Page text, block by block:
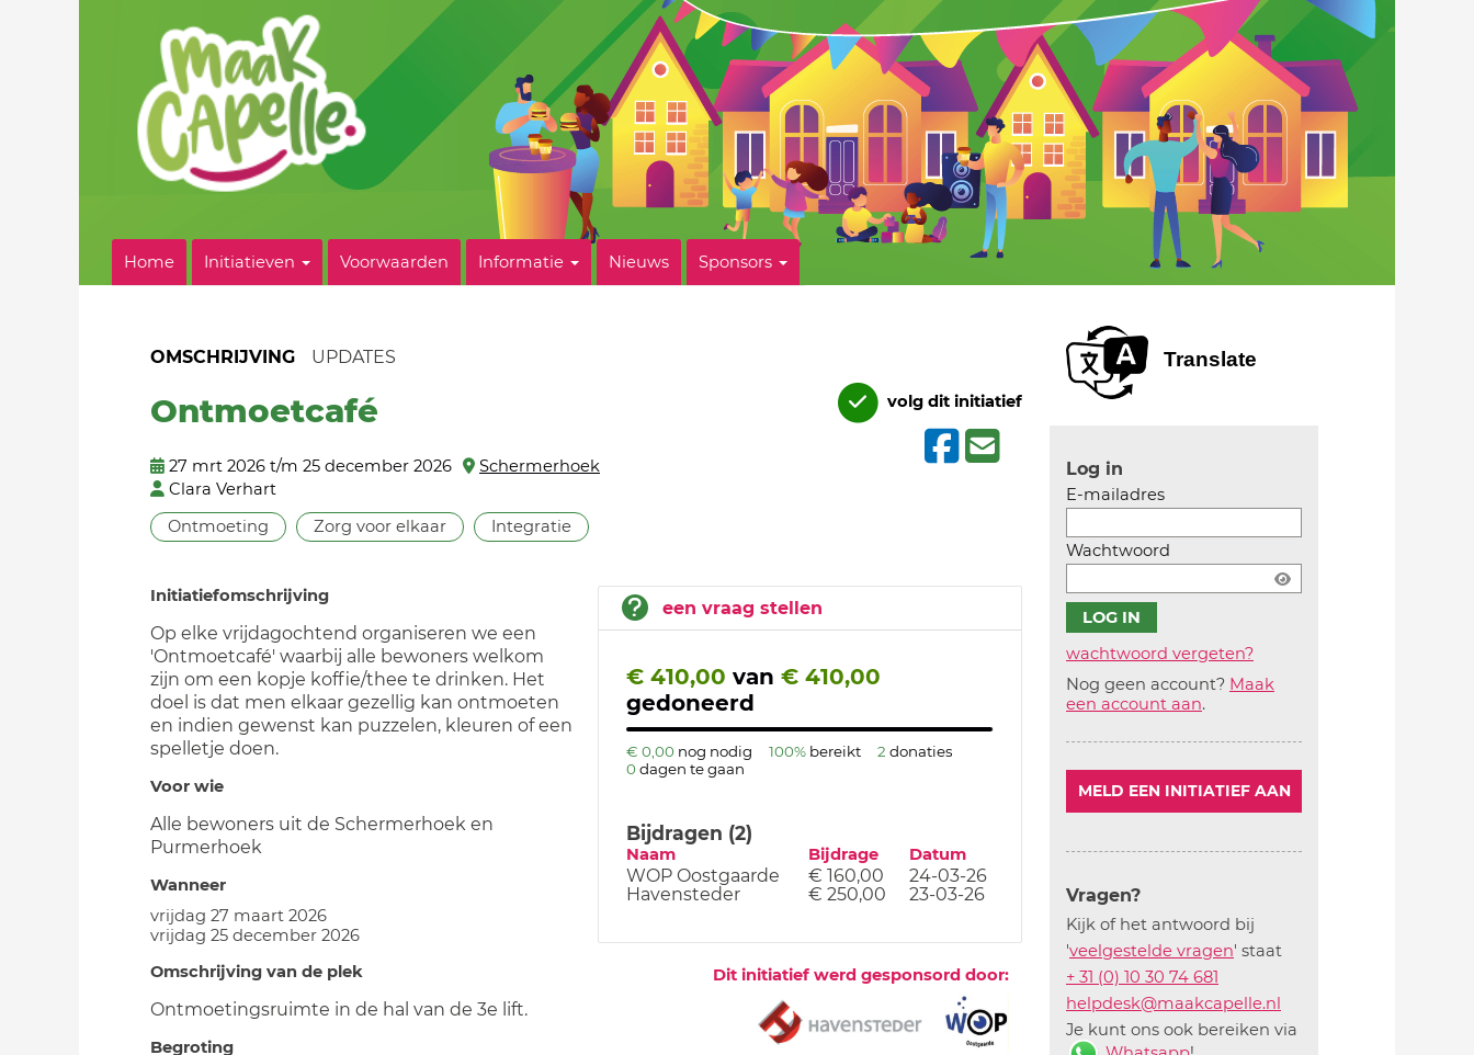
Home Initiatieven Voorwaarden Informatie Nieuws Sponsors
OMSCHRIJVING UPDATES
Ontmoetcafé
27 mrt 2026 t/m 25 december 2026
Schermerhoek
Clara Verhart
Ontmoeting
Zorg voor elkaar Integratie
volg dit initiatief
een vraag stellen
€ 410,00 van € 410,00
gedoneerd
€ 0,00 nog nodig 100% bereikt 2 donaties
0 dagen te gaan
Bijdragen (2)
Naam Bijdrage Datum
WOP Oostgaarde € 160,00
24-03-26
Havensteder
€ 250,00 23-03-26
Dit initiatief werd gesponsord door:
Initiatiefomschrijving
Op elke vrijdagochtend organiseren we een
'Ontmoetcafé' waarbij alle bewoners welkom
zijn om een kopje koffie/thee te drinken. Het
doel is dat men elkaar gezellig kan ontmoeten
en indien gewenst kan puzzelen, kleuren of een
spelletje doen.
Voor wie
Alle bewoners uit de Schermerhoek en
Purmerhoek
Wanneer
vrijdag 27 maart 2026
vrijdag 25 december 2026
Omschrijving van de plek
Ontmoetingsruimte in de hal van de 3e lift.
Begroting
Translate
Log in
E-mailadres
Wachtwoord
wachtwoord vergeten?
Nog geen account? Maak
een account aan.
MELD EEN INITIATIEF AAN
Vragen?
Kijk of het antwoord bij
'veelgestelde vragen' staat
+ 31 (0) 10 30 74 681
helpdesk@maakcapelle.nl
Je kunt ons ook bereiken via